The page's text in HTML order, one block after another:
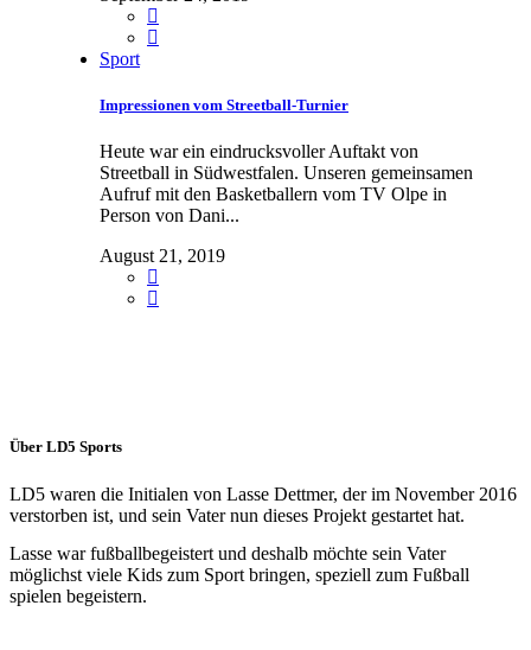
Sport
Impressionen vom Streetball-Turnier
Heute war ein eindrucksvoller Auftakt von
Streetball in Südwestfalen. Unseren gemeinsamen
Aufruf mit den Basketballern vom TV Olpe in
Person von Dani...
August 21, 2019
Über LD5 Sports
LD5 waren die Initialen von Lasse Dettmer, der im November 2016
verstorben ist, und sein Vater nun dieses Projekt gestartet hat.
Lasse war fußballbegeistert und deshalb möchte sein Vater
möglichst viele Kids zum Sport bringen, speziell zum Fußball
spielen begeistern.